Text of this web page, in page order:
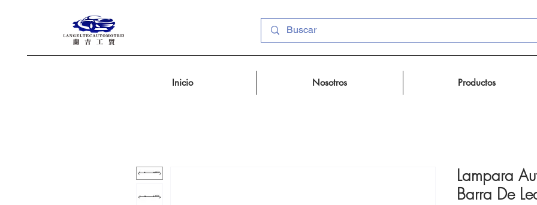
Inicio Nosotros Productos
Lampara
Barra De